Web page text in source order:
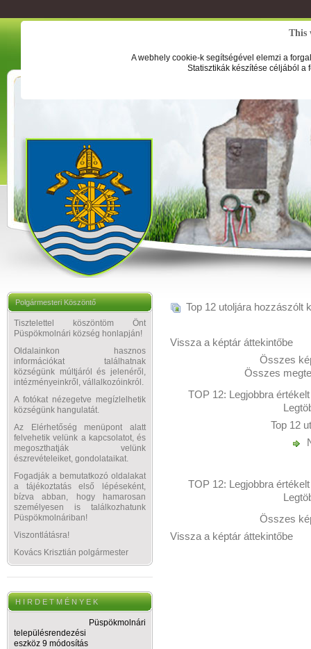
This
A webhely cookie-k segítségével elemzi a
Statisztikák készítése céljából a
Polgármesteri Köszöntő
Tisztelettel köszöntöm Önt
Püspökmolnári község honlapján!
Oldalainkon hasznos
információkat találhatnak
községünk múltjáról és jelenéről,
intézményeinkről, vállalkozóinkról.
A fotókat nézegetve megízlelhetik
községünk hangulatát.
Az Elérhetőség menüpont alatt
felvehetik velünk a kapcsolatot, és
megoszthatják velünk
észrevételeiket, gondolataikat.
Fogadják a bemutatkozó oldalakat
a tájékoztatás első lépéseként,
bízva abban, hogy hamarosan
személyesen is találkozhatunk
Püspökmolnáriban!
Viszontlátásra!
Kovács Krisztián polgármester
H I R D E T M É N Y E K
Püspökmolnári
településrendezési
eszköz 9 módosítás
Top 12 utoljára hozzászólt
Vissza a képtár áttekintőbe
Összes
Összes
TOP 12: Legjobbra értékelt
Top 12
TOP 12: Legjobbra értékelt
Összes
Vissza a képtár áttekintőbe